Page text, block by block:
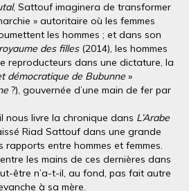
, Sattouf imaginera de transformer
» autoritaire où les femmes
les hommes ; et dans son
des filles(2014), les hommes
reproducteurs dans une dictature, la
démocratique de Bubunne »
?), gouvernée d’une main de fer par
nous livre la chronique dans L’Arabe
Riad Sattouf dans une grande
rapports entre hommes et femmes.
les mains de ces dernières dans
être n’a-t-il, au fond, pas fait autre
à sa mère.